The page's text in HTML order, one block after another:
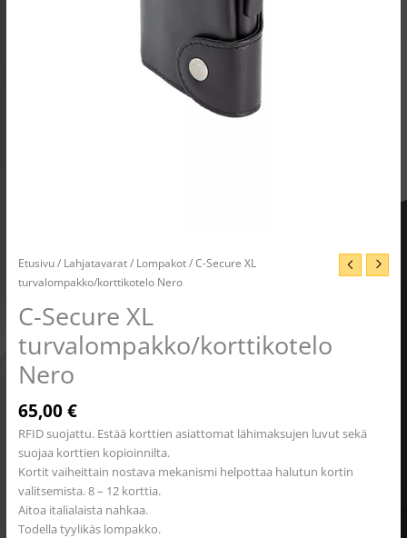
Etusivu/ Lahjatavarat/ Lompakot/ C-Secure XL
turvalompakko/korttikotelo Nero
C-Secure XL
turvalompakko/korttikotelo
Nero
65,00€
RFID suojattu. Estää korttien asiattomat lähimaksujen luvut sekä
suojaa korttien kopioinnilta.
Kortit vaiheittain nostava mekanismi helpottaa halutun kortin
valitsemista. 8 – 12 korttia.
Aitoa italialaista nahkaa.
Todella tyylikäs lompakko.